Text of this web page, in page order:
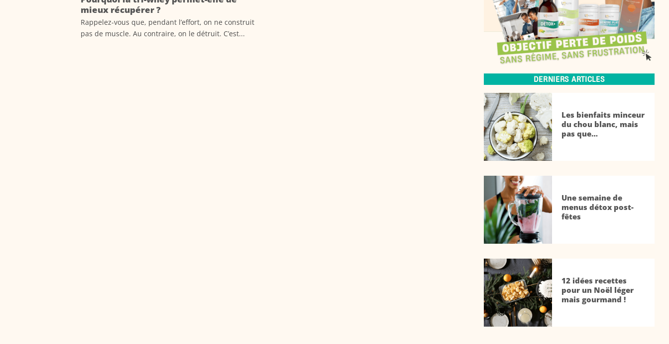
mieux récupérer ?
Rappelez-vous que, pendant l’effort, on ne construit
pas de muscle. Au contraire, on le détruit. C’est...
DERNIERS ARTICLES
Les bienfaits minceur
du chou blanc, mais
pas que…
Une semaine de
menus détox post-
fêtes
12 idées recettes
pour un Noël léger
mais gourmand !